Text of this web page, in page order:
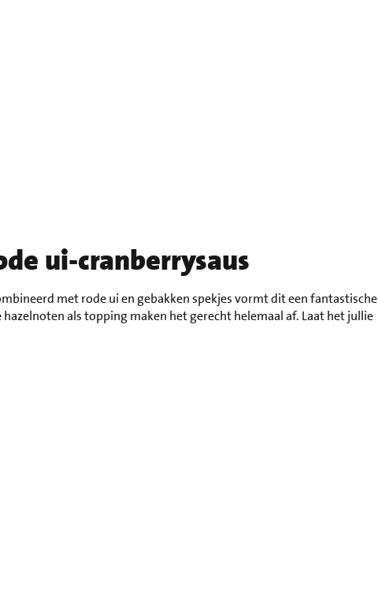
ui-cranberrysaus
met rode ui en gebakken spekjes vormt dit een fantastische
als topping maken het gerecht helemaal af. Laat het jullie